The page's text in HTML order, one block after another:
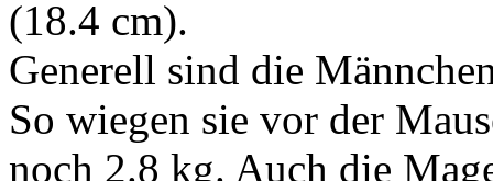
(18.4 cm).
Generell sind die
So wiegen sie vor der
noch 2.8 kg. Auch die